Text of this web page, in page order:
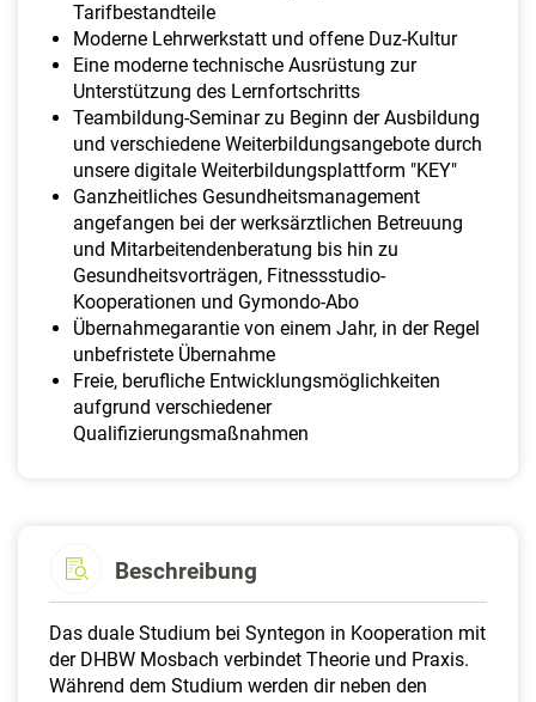
Tarifbestandteile
Moderne Lehrwerkstatt und offene Duz-Kultur
Eine moderne technische Ausrüstung zur
Unterstützung des Lernfortschritts
Teambildung-Seminar zu Beginn der Ausbildung
und verschiedene Weiterbildungsangebote durch
unsere digitale Weiterbildungsplattform "KEY"
Ganzheitliches Gesundheitsmanagement
angefangen bei der werksärztlichen Betreuung
und Mitarbeitendenberatung bis hin zu
Gesundheitsvorträgen, Fitnessstudio-
Kooperationen und Gymondo-Abo
Übernahmegarantie von einem Jahr, in der Regel
unbefristete Übernahme
Freie, berufliche Entwicklungsmöglichkeiten
aufgrund verschiedener
Qualifizierungsmaßnahmen
Beschreibung
Das duale Studium bei Syntegon in Kooperation mit
der DHBW Mosbach verbindet Theorie und Praxis.
Während dem Studium werden dir neben den